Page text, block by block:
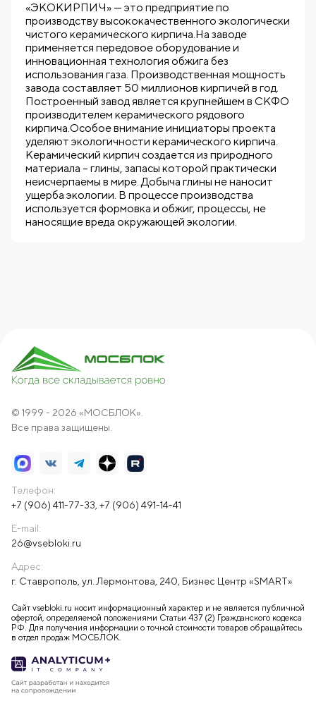
«ЭКОКИРПИЧ» — это предприятие по
производству высококачественного экологически
чистого керамического кирпича.На заводе
применяется передовое оборудование и
инновационная технология обжига без
использования газа. Производственная мощность
завода составляет 50 миллионов кирпичей в год.
Построенный завод является крупнейшем в СКФО
производителем керамического рядового
кирпича.Особое внимание инициаторы проекта
уделяют экологичности керамического кирпича.
Керамический кирпич создается из природного
материала – глины, запасы которой практически
неисчерпаемы в мире. Добыча глины не наносит
ущерба экологии. В процессе производства
используется формовка и обжиг, процессы, не
наносящие вреда окружающей экологии.
© 1999 - 2026 «МОСБЛОК».
Все права защищены.
Телефон:
+7 (906) 411-77-33 +7 (906) 491-14-41
E-mail:
26@vsebloki.ru
Адрес:
г. Ставрополь, ул. Лермонтова, 240, Бизнес Центр «SMART»
Сайт vsebloki.ru носит информационный характер и не является публичной
офертой, определяемой положениями Статьи 437 (2) Гражданского кодекса
РФ. Для получения информации о точной стоимости товаров обращайтесь
в отдел продаж МОСБЛОК.